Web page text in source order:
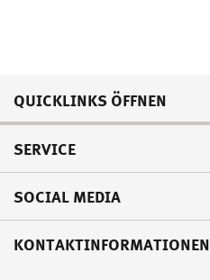
QUICKLINKS ÖFFNEN
SERVICE
SOCIAL MEDIA
KONTAKTINFORMATIONEN